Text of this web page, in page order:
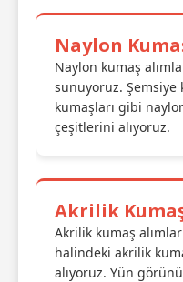
Naylon
Naylon kumaş
sunuyoruz. Şemsiye
kumaşları gibi
çeşitlerini alıyoruz.
Akrilik
Akrilik kumaş
halindeki akrilik
alıyoruz. Yün